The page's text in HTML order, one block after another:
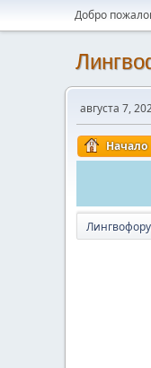
Добро
августа 7,
Начало